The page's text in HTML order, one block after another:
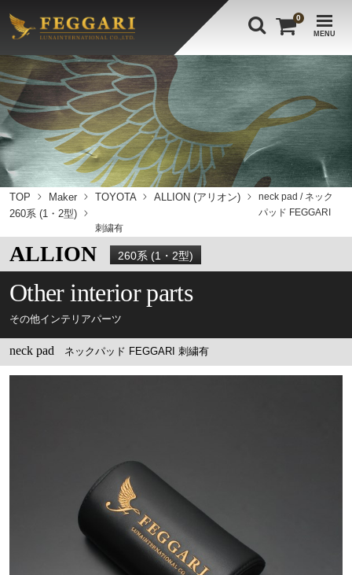
MENU
0
TOP Maker TOYOTA
ALLION (アリオン)
260系 (1・2型)
neck pad / ネック
パッド FEGGARI
刺繍有
ALLION 260系 (1・2型)
Other interior parts
その他インテリアパーツ
neck pad ネックパッド FEGGARI 刺繍有